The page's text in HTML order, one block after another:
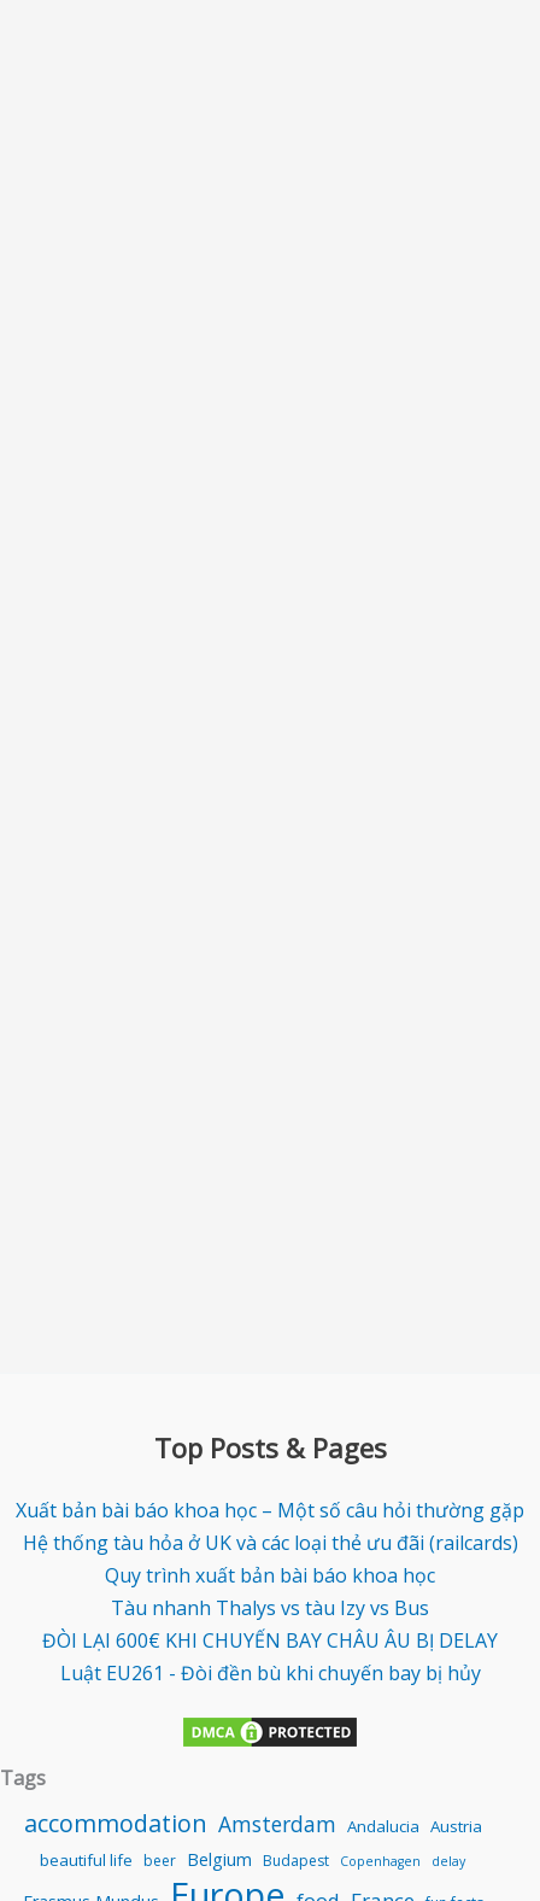
Top Posts & Pages
Xuất bản bài báo khoa học – Một số câu hỏi thường gặp
Hệ thống tàu hỏa ở UK và các loại thẻ ưu đãi (railcards)
Quy trình xuất bản bài báo khoa học
Tàu nhanh Thalys vs tàu Izy vs Bus
ĐÒI LẠI 600€ KHI CHUYẾN BAY CHÂU ÂU BỊ DELAY
Luật EU261 - Đòi đền bù khi chuyến bay bị hủy
Tags
accommodation Amsterdam Andalucia Austria
beautiful life beer Belgium Budapest Copenhagen delay